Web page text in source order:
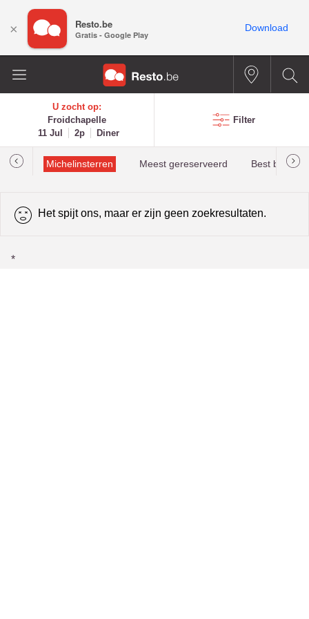
U zocht op:
Froidchapelle
11 Jul
2p Diner
Filter
Michelinsterren Meest gereserveerd Best
Het spijt ons, maar er zijn geen zoekresultaten.
*
× Resto.be
Gratis - Google Play
Download